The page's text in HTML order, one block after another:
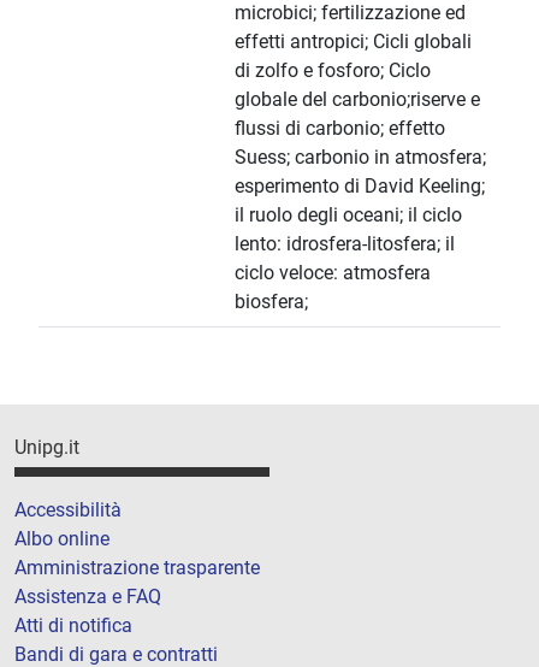
microbici; fertilizzazione ed
effetti antropici; Cicli globali
di zolfo e fosforo; Ciclo
globale del carbonio;riserve e
flussi di carbonio; effetto
Suess; carbonio in atmosfera;
esperimento di David Keeling;
il ruolo degli oceani; il ciclo
lento: idrosfera-litosfera; il
ciclo veloce: atmosfera
biosfera;
Unipg.it
Accessibilità
Albo online
Amministrazione trasparente
Assistenza e FAQ
Atti di notifica
Bandi di gara e contratti